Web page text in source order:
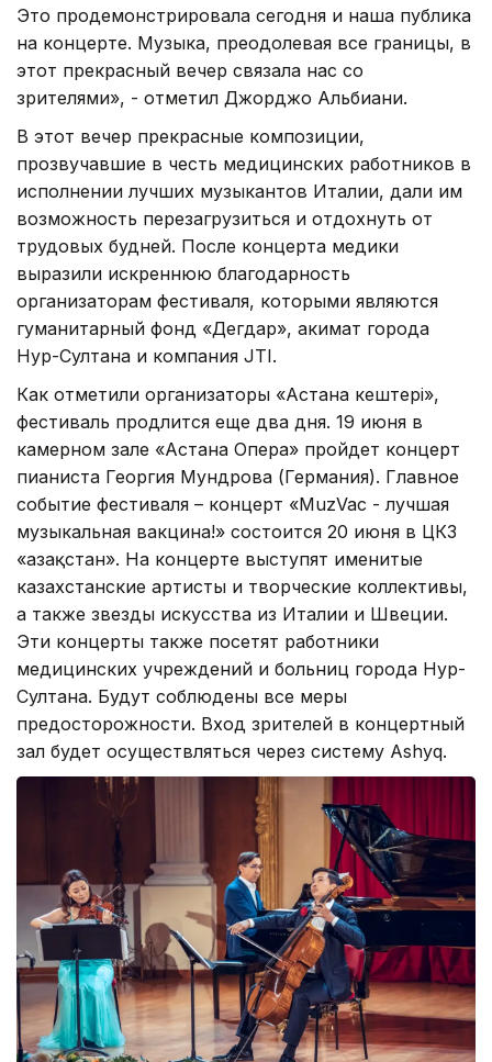
Это продемонстрировала сегодня и наша публика
на концерте. Музыка, преодолевая все границы, в
этот прекрасный вечер связала нас со
зрителями», - отметил Джорджо Альбиани.
В этот вечер прекрасные композиции,
прозвучавшие в честь медицинских работников в
исполнении лучших музыкантов Италии, дали им
возможность перезагрузиться и отдохнуть от
трудовых будней. После концерта медики
выразили искреннюю благодарность
организаторам фестиваля, которыми являются
гуманитарный фонд «Дегдар», акимат города
Нур-Султана и компания JTI.
Как отметили организаторы «Астана кештері»,
фестиваль продлится еще два дня. 19 июня в
камерном зале «Астана Опера» пройдет концерт
пианиста Георгия Мундрова (Германия). Главное
событие фестиваля – концерт «MuzVac - лучшая
музыкальная вакцина!» состоится 20 июня в ЦКЗ
«Қазақстан». На концерте выступят именитые
казахстанские артисты и творческие коллективы,
а также звезды искусства из Италии и Швеции.
Эти концерты также посетят работники
медицинских учреждений и больниц города Нур-
Султана. Будут соблюдены все меры
предосторожности. Вход зрителей в концертный
зал будет осуществляться через систему Ashyq.